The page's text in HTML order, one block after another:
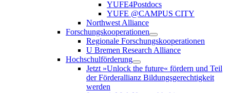
YUFE4Postdocs
YUFE @CAMPUS CITY
Northwest Alliance
Forschungskooperationen
Regionale Forschungskooperationen
U Bremen Research Alliance
Hochschulförderung
Jetzt »Unlock the future« fördern und Teil
der Förderallianz Bildungsgerechtigkeit
werden